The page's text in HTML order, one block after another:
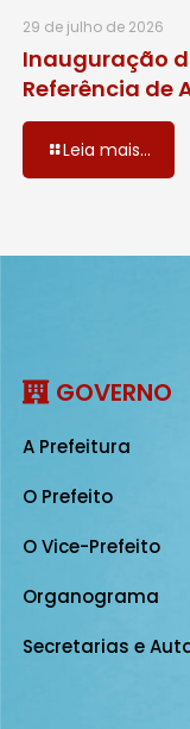
29 de julho de 2026
Inauguração
Referência de
Leia mais...
GOVERNO
A Prefeitura
O Prefeito
O Vice-Prefeito
Organograma
Secretarias e